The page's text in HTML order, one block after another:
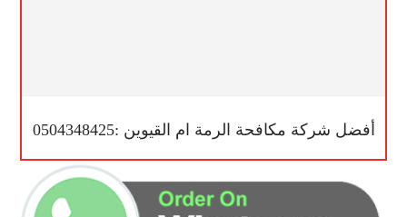
أفضل شركة مكافحة الرمة ام القيوين :0504348425